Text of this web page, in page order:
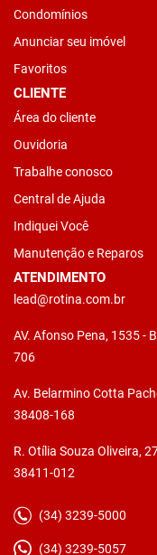
Condomínios
Anunciar seu imóvel
Favoritos
CLIENTE
Área do cliente
Ouvidoria
Trabalhe conosco
Central de Ajuda
Indiquei Você
Manutenção e Reparos
ATENDIMENTO
lead@rotina.com.br
AV. Afonso Pena, 1535 -
706
Av. Belarmino Cotta
38408-168
R. Otília Souza Oliveira,
38411-012
(34) 3239-5000
(34) 3239-5057